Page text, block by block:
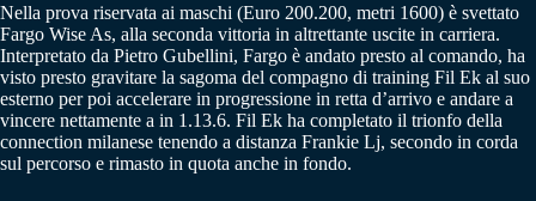
Nella prova riservata ai maschi (Euro 200.200, metri 1600) è svettato
Fargo Wise As, alla seconda vittoria in altrettante uscite in carriera.
Interpretato da Pietro Gubellini, Fargo è andato presto al comando, ha
visto presto gravitare la sagoma del compagno di training Fil Ek al suo
esterno per poi accelerare in progressione in retta d’arrivo e andare a
vincere nettamente a in 1.13.6. Fil Ek ha completato il trionfo della
connection milanese tenendo a distanza Frankie Lj, secondo in corda
sul percorso e rimasto in quota anche in fondo.